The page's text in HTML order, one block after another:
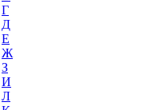
Г
Д
Е
Ж
З
И
Л